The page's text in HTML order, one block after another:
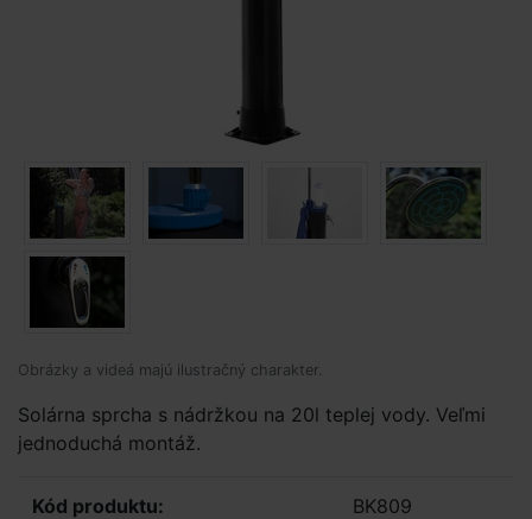
Obrázky a videá majú ilustračný charakter.
Solárna sprcha s nádržkou na 20l teplej vody. Veľmi
jednoduchá montáž.
Kód produktu: BK809